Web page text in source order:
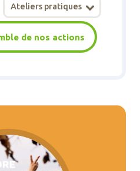
Ateliers pratiques
de nos actions